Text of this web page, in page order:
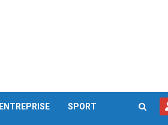
ENTREPRISE SPORT